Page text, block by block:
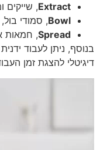
Extract, שייקים
Bowl, סמודי בול,
Spread, חמאות
דיגיטלי להצגת זמן